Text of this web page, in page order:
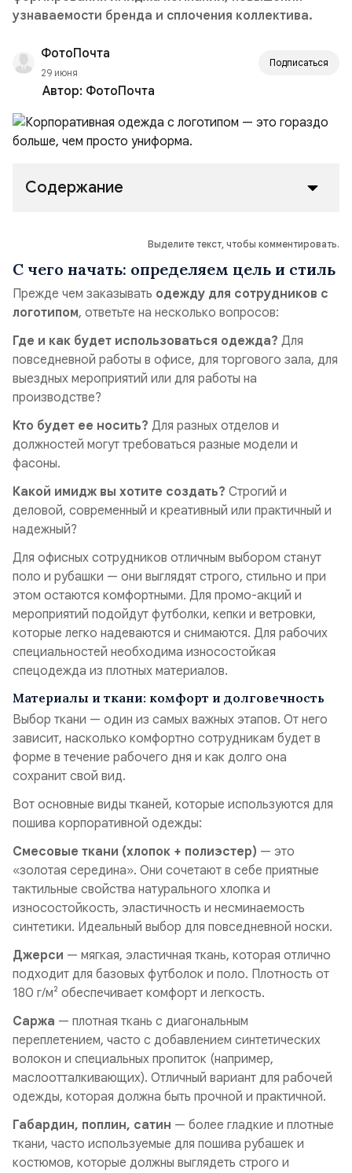
узнаваемости бренда и сплочения коллектива.
ФотоПочта
29 июня
Подписаться
Автор: ФотоПочта
Содержание
Выделите текст, чтобы комментировать.
С чего начать: определяем цель и стиль
Прежде чем заказывать одежду для сотрудников с
логотипом, ответьте на несколько вопросов:
Где и как будет использоваться одежда? Для
повседневной работы в офисе, для торгового зала, для
выездных мероприятий или для работы на
производстве?
Кто будет ее носить? Для разных отделов и
должностей могут требоваться разные модели и
фасоны.
Какой имидж вы хотите создать? Строгий и
деловой, современный и креативный или практичный и
надежный?
Для офисных сотрудников отличным выбором станут
поло и рубашки — они выглядят строго, стильно и при
этом остаются комфортными. Для промо-акций и
мероприятий подойдут футболки, кепки и ветровки,
которые легко надеваются и снимаются. Для рабочих
специальностей необходима износостойкая
спецодежда из плотных материалов.
Материалы и ткани: комфорт и долговечность
Выбор ткани — один из самых важных этапов. От него
зависит, насколько комфортно сотрудникам будет в
форме в течение рабочего дня и как долго она
сохранит свой вид.
Вот основные виды тканей, которые используются для
пошива корпоративной одежды:
Смесовые ткани (хлопок + полиэстер) — это
«золотая середина». Они сочетают в себе приятные
тактильные свойства натурального хлопка и
износостойкость, эластичность и несминаемость
синтетики. Идеальный выбор для повседневной носки.
Джерси — мягкая, эластичная ткань, которая отлично
подходит для базовых футболок и поло. Плотность от
180 г/м² обеспечивает комфорт и легкость.
Саржа — плотная ткань с диагональным
переплетением, часто с добавлением синтетических
волокон и специальных пропиток (например,
маслоотталкивающих). Отличный вариант для рабочей
одежды, которая должна быть прочной и практичной.
Габардин, поплин, сатин — более гладкие и плотные
ткани, часто используемые для пошива рубашек и
костюмов, которые должны выглядеть строго и